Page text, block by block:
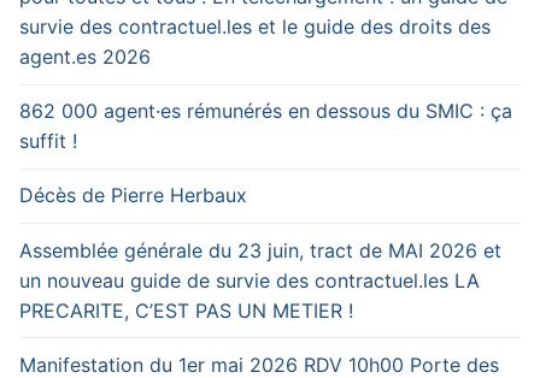
survie des contractuel.les et le guide des droits des
agent.es 2026
862 000 agent·es rémunérés en dessous du SMIC : ça
suffit !
Décès de Pierre Herbaux
Assemblée générale du 23 juin, tract de MAI 2026 et
un nouveau guide de survie des contractuel.les LA
PRECARITE, C’EST PAS UN METIER !
Manifestation du 1er mai 2026 RDV 10h00 Porte des